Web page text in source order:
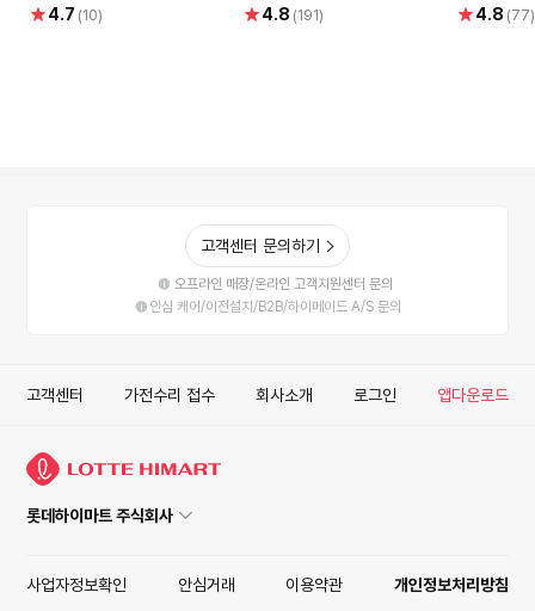
별 4.7 (10)
별 4.8 (191)
별 4.8 (77)
고객센터 문의하기
오프라인 매장/온라인 고객지원센터 문의
안심 케어/이전설치/B2B/하이메이드 A/S 문의
고객센터 가전수리 접수 회사소개 로그인 앱다운로드
롯데하이마트 주식회사
사업자정보확인 안심거래 이용약관 개인정보처리방침